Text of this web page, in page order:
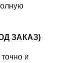
ЗАКАЗ)
и